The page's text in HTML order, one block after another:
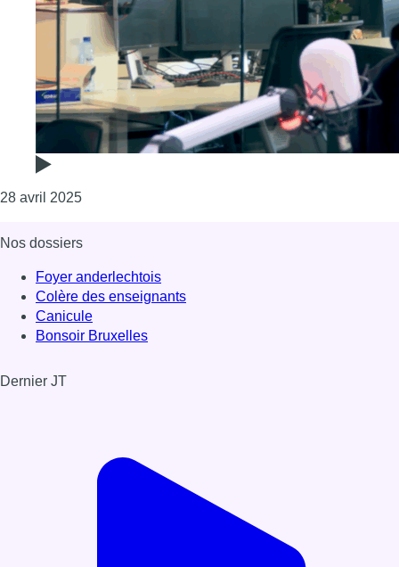
28 avril 2025Consulter l'article "Ammar Berro : “Il ne faut pas
Nos dossiers
Foyer anderlechtois
Colère des enseignants
Canicule
Bonsoir Bruxelles
Dernier JT